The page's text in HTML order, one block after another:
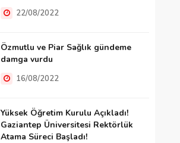
22/08/2022
Özmutlu ve Piar Sağlık gündeme
damga vurdu
16/08/2022
Yüksek Öğretim Kurulu Açıkladı!
Gaziantep Üniversitesi Rektörlük
Atama Süreci Başladı!